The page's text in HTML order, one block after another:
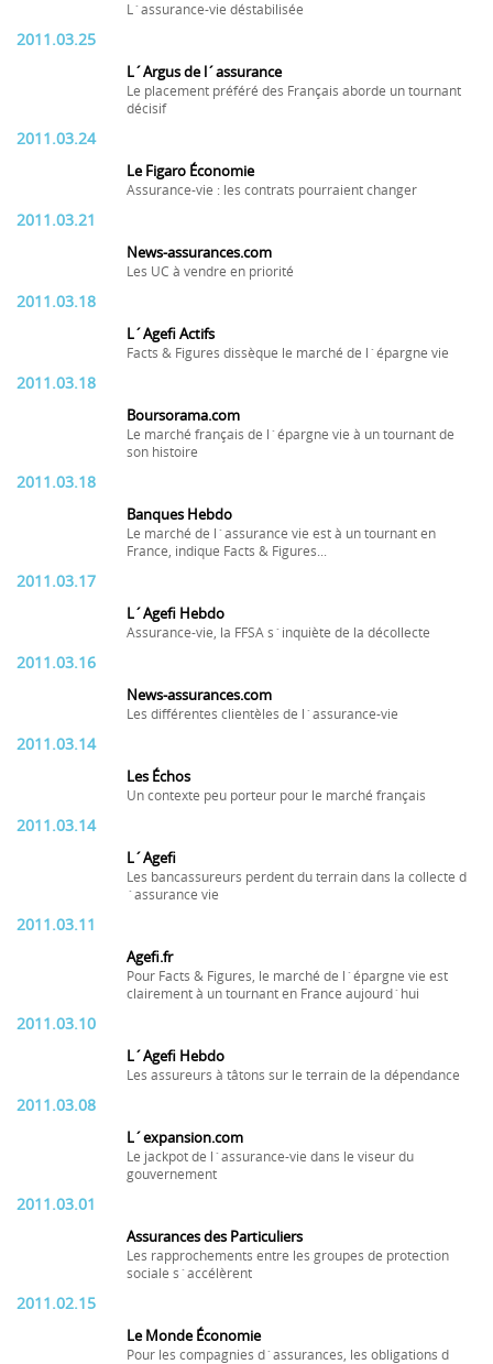
L´assurance-vie déstabilisée
2011.03.25
L´Argus de l´assurance
Le placement préféré des Français aborde un tournant
décisif
2011.03.24
Le Figaro Économie
Assurance-vie : les contrats pourraient changer
2011.03.21
News-assurances.com
Les UC à vendre en priorité
2011.03.18
L´Agefi Actifs
Facts & Figures dissèque le marché de l´épargne vie
2011.03.18
Boursorama.com
Le marché français de l´épargne vie à un tournant de
son histoire
2011.03.18
Banques Hebdo
Le marché de l´assurance vie est à un tournant en
France, indique Facts & Figures...
2011.03.17
L´Agefi Hebdo
Assurance-vie, la FFSA s´inquiète de la décollecte
2011.03.16
News-assurances.com
Les différentes clientèles de l´assurance-vie
2011.03.14
Les Échos
Un contexte peu porteur pour le marché français
2011.03.14
L´Agefi
Les bancassureurs perdent du terrain dans la collecte d
´assurance vie
2011.03.11
Agefi.fr
Pour Facts & Figures, le marché de l´épargne vie est
clairement à un tournant en France aujourd´hui
2011.03.10
L´Agefi Hebdo
Les assureurs à tâtons sur le terrain de la dépendance
2011.03.08
L´expansion.com
Le jackpot de l´assurance-vie dans le viseur du
gouvernement
2011.03.01
Assurances des Particuliers
Les rapprochements entre les groupes de protection
sociale s´accélèrent
2011.02.15
Le Monde Économie
Pour les compagnies d´assurances, les obligations d